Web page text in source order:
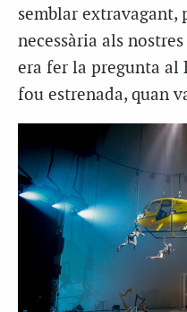
semblar
necessària als
era fer la pregunta al
fou estrenada, quan